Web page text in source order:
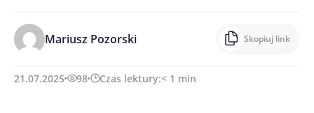
Mariusz Pozorski Skopiuj link
21.07.2025 98 Czas lektury:< 1 min